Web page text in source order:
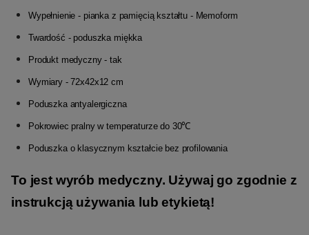
Wypełnienie - pianka z pamięcią kształtu - Memoform
Twardość - poduszka miękka
Produkt medyczny - tak
Wymiary - 72x42x12 cm
Poduszka antyalergiczna
Pokrowiec pralny w temperaturze do 30℃
Poduszka o klasycznym kształcie bez profilowania
To jest wyrób medyczny. Używaj go zgodnie z
instrukcją używania lub etykietą!